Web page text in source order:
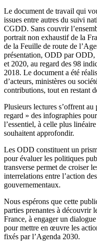
Le document de travail qui
issues entre autres du suivi
CGDD. Sans couvrir
portrait non exhaustif de la
de la Feuille de route de
présentation, ODD par ODD,
et 2020, au regard des 98
2018. Le document a été
d’acteurs, ministères ou
contributions, tout en restant
Plusieurs lectures s’offrent
regard » des infographies
l’essentiel, à celle plus
souhaitent approfondir.
Les ODD constituent un
pour évaluer les politiques
transverse permet de croiser
interrelations entre l’action
gouvernementaux.
Nous espérons que cette
parties prenantes à découvrir
France, à engager un
pour mettre en œuvre les
fixés par l’Agenda 2030.